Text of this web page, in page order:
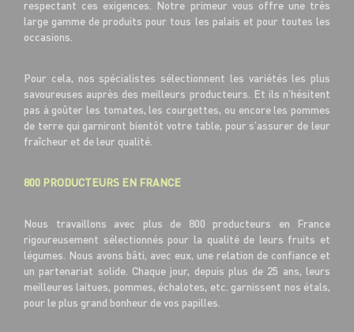
respectant ces exigences. Notre primeur vous offre une très
large gamme de produits pour tous les palais et pour toutes les
occasions.
Pour cela, nos spécialistes sélectionnent les variétés les plus
savoureuses auprès des meilleurs producteurs. Et ils n’hésitent
pas à goûter les tomates, les courgettes, ou encore les pommes
de terre qui garniront bientôt votre table, pour s’assurer de leur
fraîcheur et de leur qualité.
800 PRODUCTEURS EN FRANCE
Nous travaillons avec plus de 800 producteurs en France
rigoureusement sélectionnés pour la qualité de leurs fruits et
légumes. Nous avons bâti, avec eux, une relation de confiance et
un partenariat solide. Chaque jour, depuis plus de 25 ans, leurs
meilleures laitues, pommes, échalotes, etc. garnissent nos étals,
pour le plus grand bonheur de vos papilles.